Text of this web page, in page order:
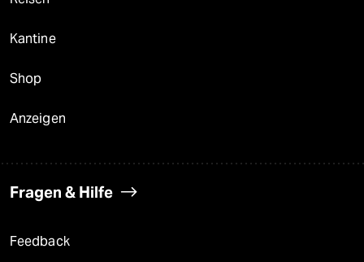
Kantine
Shop
Anzeigen
Fragen & Hilfe
Feedback